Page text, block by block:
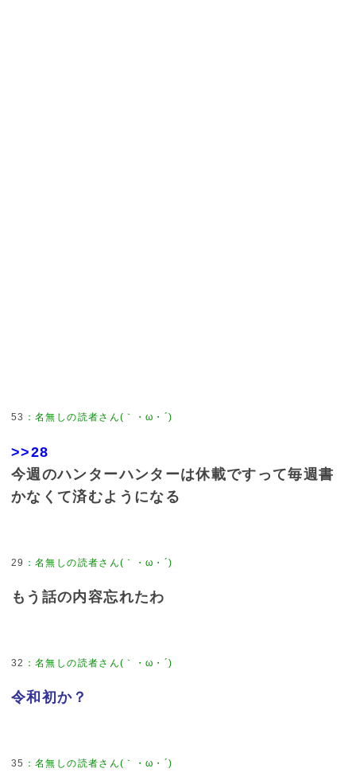
53 ：名無しの読者さん(｀・ω・´)
>>28
今週のハンターハンターは休載ですって毎週書
かなくて済むようになる
29 ：名無しの読者さん(｀・ω・´)
もう話の内容忘れたわ
32 ：名無しの読者さん(｀・ω・´)
令和初か？
35 ：名無しの読者さん(｀・ω・´)